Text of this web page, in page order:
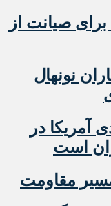
صیانت از
نونهال
آمریکا در
است
مسیر مقاومت